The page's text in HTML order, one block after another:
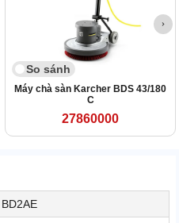
So sánh
Máy chà sàn Karcher BDS 43/180
C
27860000
BD2AE